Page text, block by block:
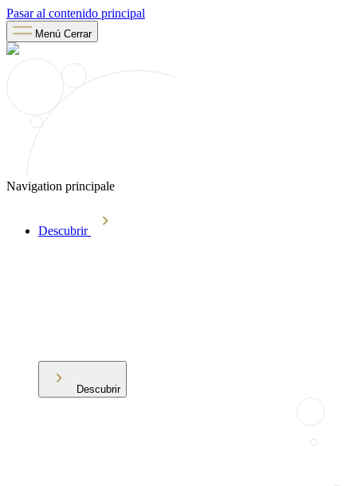
Pasar al contenido principal
Menú Cerrar
Navigation principale
Descubrir
Descubrir